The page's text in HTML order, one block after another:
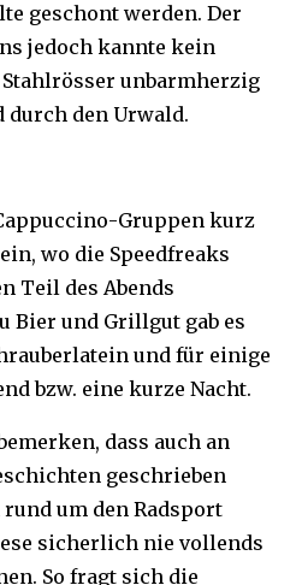
geschont werden. Der
jedoch kannte kein
unbarmherzig
durch den Urwald.
Gruppen kurz
wo die Speedfreaks
Teil des Abends
Bier und Grillgut gab es
und für einige
bzw. eine kurze Nacht.
dass auch an
geschrieben
um den Radsport
sicherlich nie vollends
So fragt sich die